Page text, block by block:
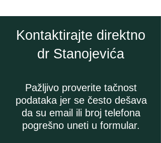
Kontaktirajte direktno
dr Stanojevića
Pažljivo proverite tačnost
podataka jer se često dešava
da su email ili broj telefona
pogrešno uneti u formular.